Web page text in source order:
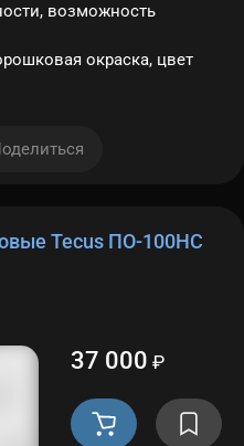
возможность
окраска, цвет
Tecus ПО-100HC
37 000 ₽